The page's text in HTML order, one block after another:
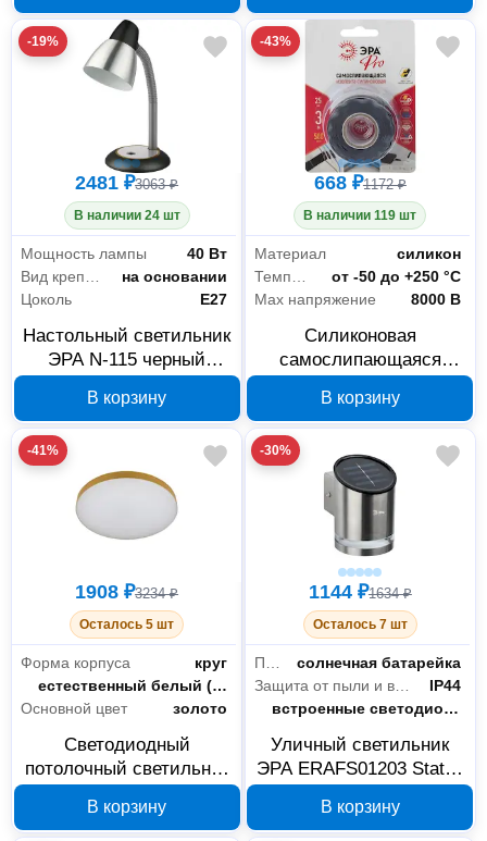
-19%
2481 ₽3063 ₽
В наличии 24 шт
Мощность лампы
40 Вт
Вид крепления
на основании
Цоколь
E27
Настольный светильник
ЭРА N-115 черный
В корзину
-43%
668 ₽1172 ₽
В наличии 119 шт
Материал
силикон
Температурный диапазон использования
от -50 до +250 °С
Max напряжение
8000 В
Силиконовая
самослипающаяся
PROSS25 Б0052254, 25
мм х 3 м
В корзину
-41%
1908 ₽3234 ₽
Осталось 5 шт
Форма корпуса
круг
Цветность
естественный белый (3300-5000 К)
Основной цвет
золото
Светодиодный
потолочный светильник
Вт Б0057592
В корзину
-30%
1144 ₽1634 ₽
Осталось 7 шт
Питание
солнечная батарейка
Защита от пыли и влаги
IP44
Цоколь
встроенные светодиоды (LED)
Уличный светильник
ЭРА ERAFS01203 Status
В корзину